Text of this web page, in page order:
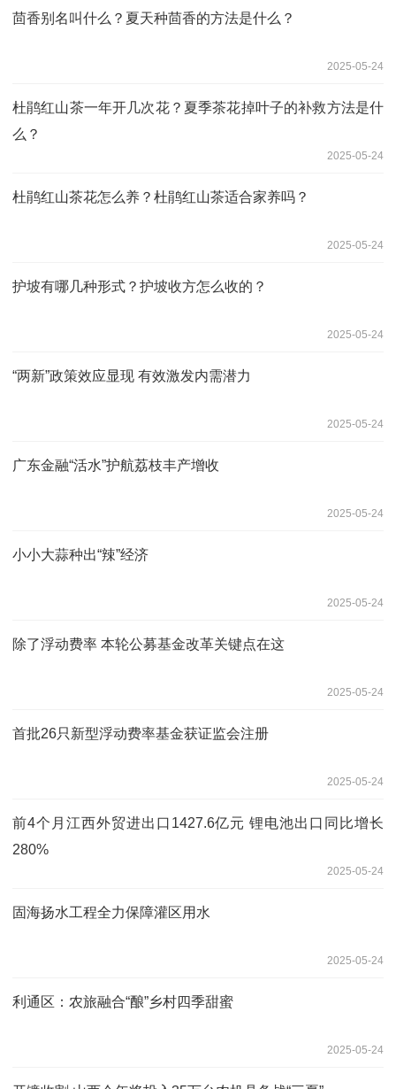
茴香别名叫什么？夏天种茴香的方法是什么？
2025-05-24
杜鹃红山茶一年开几次花？夏季茶花掉叶子的补救方法是什
么？
2025-05-24
杜鹃红山茶花怎么养？杜鹃红山茶适合家养吗？
2025-05-24
护坡有哪几种形式？护坡收方怎么收的？
2025-05-24
“两新”政策效应显现 有效激发内需潜力
2025-05-24
广东金融“活水”护航荔枝丰产增收
2025-05-24
小小大蒜种出“辣”经济
2025-05-24
除了浮动费率 本轮公募基金改革关键点在这
2025-05-24
首批26只新型浮动费率基金获证监会注册
2025-05-24
前4个月江西外贸进出口1427.6亿元 锂电池出口同比增长
280%
2025-05-24
固海扬水工程全力保障灌区用水
2025-05-24
利通区：农旅融合“酿”乡村四季甜蜜
2025-05-24